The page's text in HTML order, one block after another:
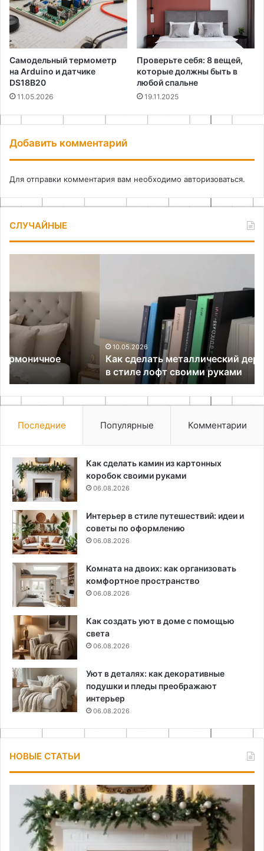
Самодельный термометр
на Arduino и датчике
DS18B20
11.05.2026
Проверьте себя: 8 вещей,
которые должны быть в
любой спальне
19.11.2025
Добавить комментарий
Для отправки комментария вам необходимо авторизоваться.
СЛУЧАЙНЫЕ
для
книг
в
лофт
руками
Как сделать металлический держатель для книг
в стиле лофт своими руками
Последние Популярные Комментарии
Как сделать камин из картонных
коробок своими руками
06.08.2026
Интерьер в стиле путешествий: идеи и
советы по оформлению
06.08.2026
Комната на двоих: как организовать
комфортное пространство
06.08.2026
Как создать уют в доме с помощью
света
06.08.2026
Уют в деталях: как декоративные
подушки и пледы преображают
интерьер
06.08.2026
НОВЫЕ СТАТЬИ